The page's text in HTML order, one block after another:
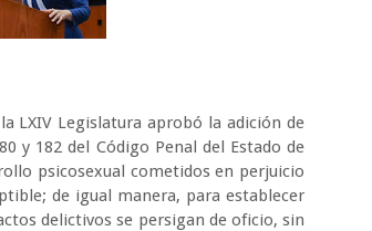
LXIV Legislatura aprobó la adición de
y 182 del Código Penal del Estado de
psicosexual cometidos en perjuicio
de igual manera, para establecer
delictivos se persigan de oficio, sin